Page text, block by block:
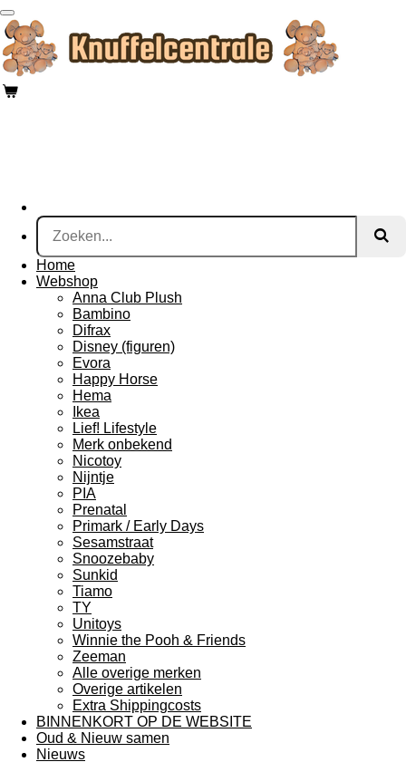
Ga
direct
naar
de
hoofdinhoud
Home
Webshop
Anna Club Plush
Bambino
Difrax
Disney (figuren)
Evora
Happy Horse
Hema
Ikea
Lief! Lifestyle
Merk onbekend
Nicotoy
Nijntje
PIA
Prenatal
Primark / Early Days
Sesamstraat
Snoozebaby
Sunkid
Tiamo
TY
Unitoys
Winnie the Pooh & Friends
Zeeman
Alle overige merken
Overige artikelen
Extra Shippingcosts
BINNENKORT OP DE WEBSITE
Oud & Nieuw samen
Nieuws